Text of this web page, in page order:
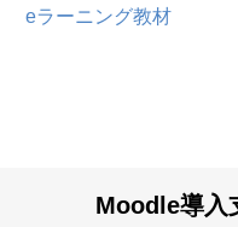
eラーニング教材
Moodle導入